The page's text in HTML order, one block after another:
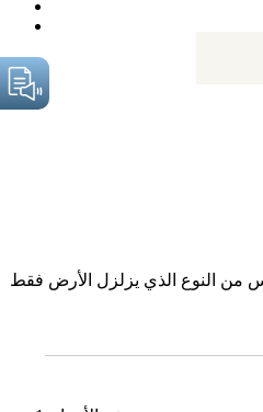
واليابان السابق استيقظ العالم صباح الثاني من أغسطس عام 1990م، على زلزال كبير ليس من النوع الذي يزلزل الأرض فقط